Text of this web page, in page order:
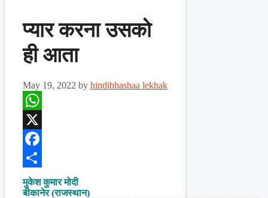
प्यार करना उसको
ही आता
May 19, 2022 by hindibhashaa lekhak
WhatsApp
X
Facebook
Share
मुकेश कुमार मोदी
बीकानेर (राजस्थान)